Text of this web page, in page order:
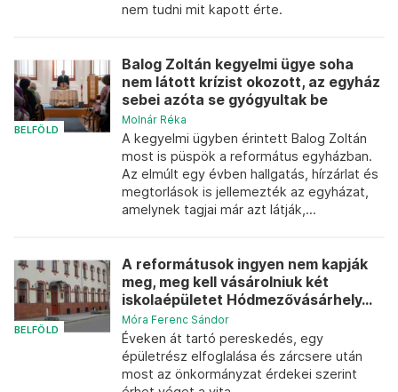
nem tudni mit kapott érte.
BELFÖLD
Balog Zoltán kegyelmi ügye soha
nem látott krízist okozott, az egyház
sebei azóta se gyógyultak be
Molnár Réka
A kegyelmi ügyben érintett Balog Zoltán
most is püspök a református egyházban.
Az elmúlt egy évben hallgatás, hírzárlat és
megtorlások is jellemezték az egyházat,
amelynek tagjai már azt látják,...
BELFÖLD
A reformátusok ingyen nem kapják
meg, meg kell vásárolniuk két
iskolaépületet Hódmezővásárhely...
Móra Ferenc Sándor
Éveken át tartó pereskedés, egy
épületrész elfoglalása és zárcsere után
most az önkormányzat érdekei szerint